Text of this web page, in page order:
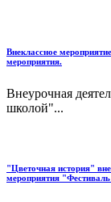
Внеклассное
мероприятия.
Внеурочная
школой"...
"Цветочная история"
мероприятия